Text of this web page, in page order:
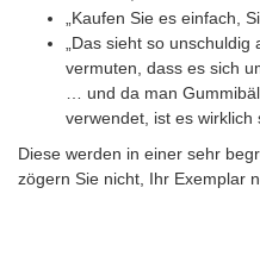
„Kaufen Sie es einfach,
„Das sieht so
vermuten, dass es sich
… und da man
verwendet, ist es wirklich
Diese werden in einer sehr
zögern Sie nicht, Ihr Exemplar